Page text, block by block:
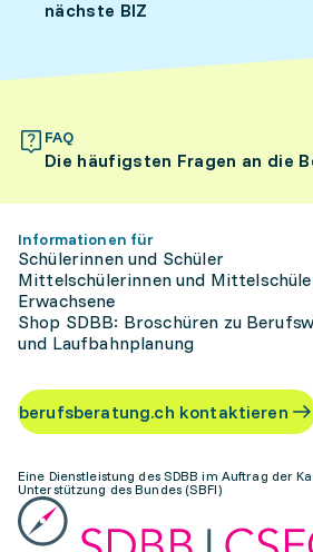
nächste BIZ
FAQ
Die häufigsten Fragen an die
Informationen für
Schülerinnen und Schüler
Mittelschülerinnen und
Erwachsene
Shop SDBB: Broschüren zu
und Laufbahnplanung
berufsberatung.ch kontaktieren
Eine Dienstleistung des SDBB im Auftrag der
Unterstützung des Bundes (SBFI)